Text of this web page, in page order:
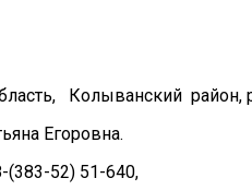
Колыванский район,
Егоровна.
52) 51-640,